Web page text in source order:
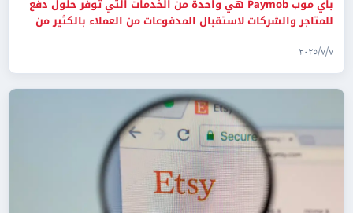
باي موب Paymob هي واحدة من الخدمات التي توفر حلول دفع
للمتاجر والشركات لاستقبال المدفوعات من العملاء بالكثير من
٧‏/٧‏/٢٠٢٥